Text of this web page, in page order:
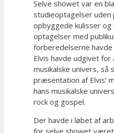
Selve showet var en
studieoptagelser uden
opbyggede kulisser og
optagelser med
forberedelserne
Elvis havde udgivet for
musikalske univers, så
præsentation af Elvis’
hans musikalske
rock og gospel.
Der havde i løbet af
for selve showet